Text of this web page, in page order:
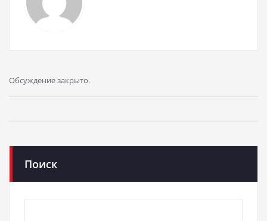
Обсуждение закрыто.
Поиск